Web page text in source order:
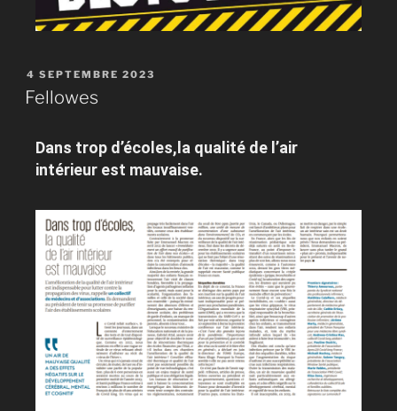
4 SEPTEMBRE 2023
Fellowes
Dans trop d’écoles,la qualité de l’air
intérieur est mauvaise.